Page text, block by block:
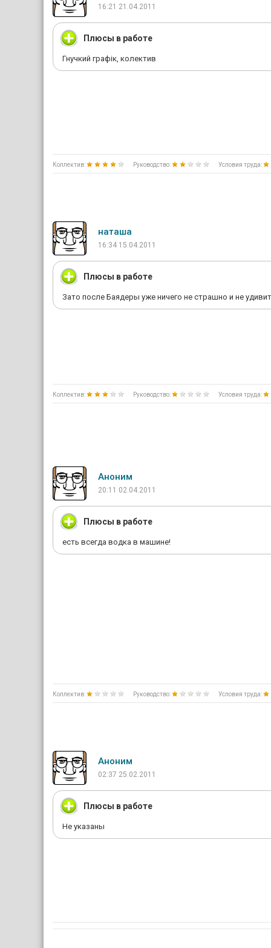
16:21 21.04.2011
Плюсы в работе
Гнучкий графік, колектив
Коллектив: Руководство: Условия труда:
наташа
16:34 15.04.2011
Плюсы в работе
Зато после Баядеры уже ничего не страшно и не
Коллектив: Руководство: Условия труда:
Аноним
20:11 02.04.2011
Плюсы в работе
есть всегда водка в машине!
Коллектив: Руководство: Условия труда:
Аноним
02:37 25.02.2011
Плюсы в работе
Не указаны